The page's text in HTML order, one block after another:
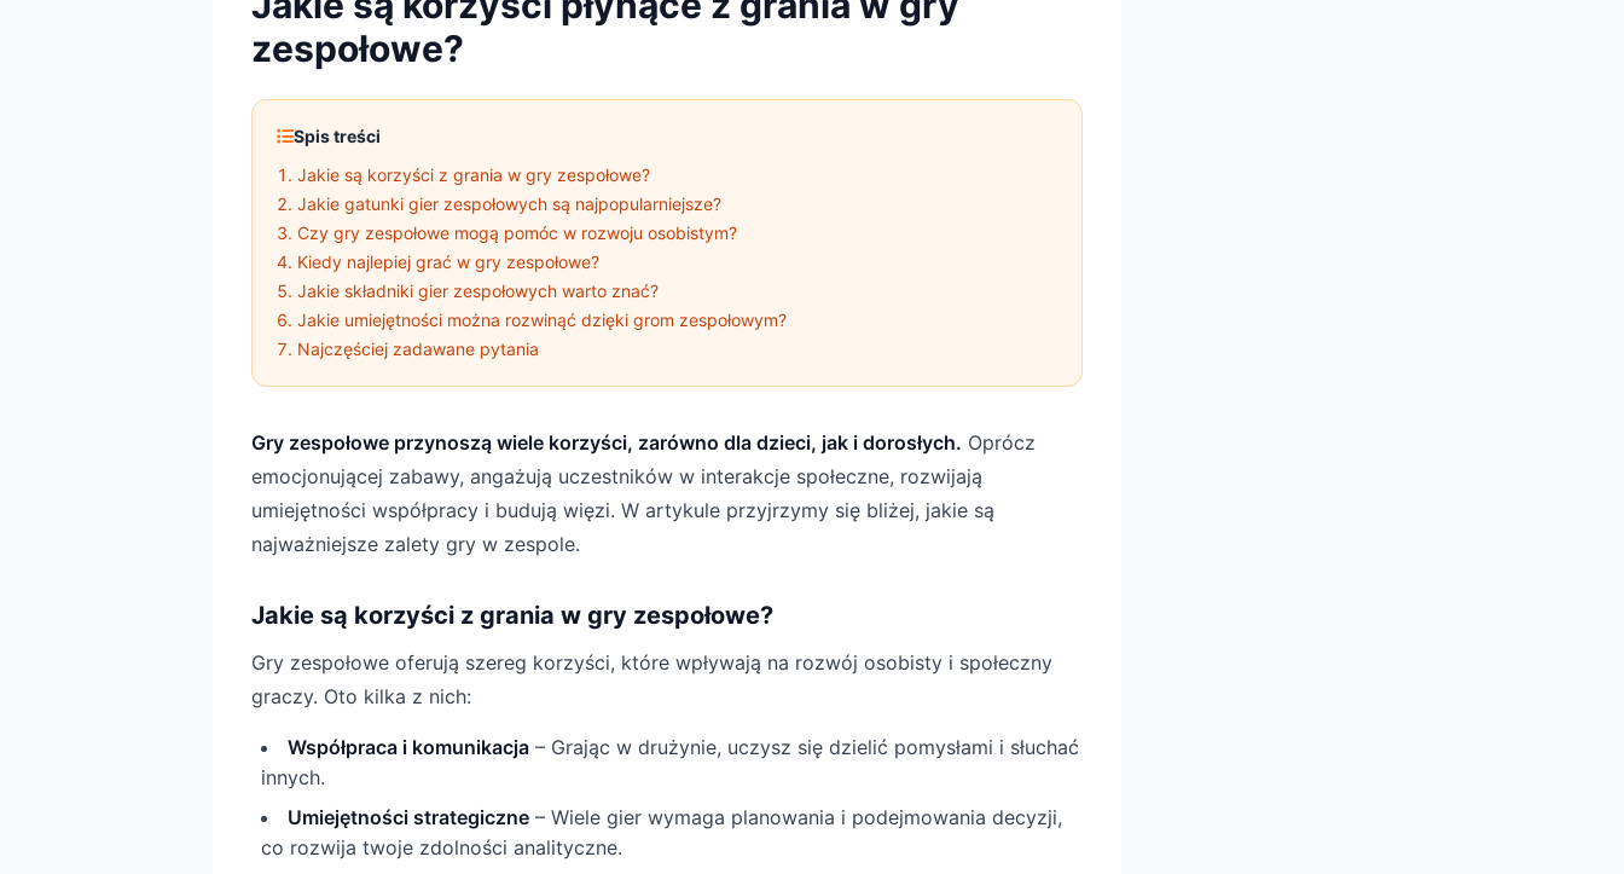
zespołowe?
Spis treści
Jakie są korzyści z grania w gry zespołowe?
Jakie gatunki gier zespołowych są najpopularniejsze?
Czy gry zespołowe mogą pomóc w rozwoju osobistym?
Kiedy najlepiej grać w gry zespołowe?
Jakie składniki gier zespołowych warto znać?
Jakie umiejętności można rozwinąć dzięki grom zespołowym?
Najczęściej zadawane pytania
Gry zespołowe przynoszą wiele korzyści, zarówno dla dzieci, jak i dorosłych. Oprócz
emocjonującej zabawy, angażują uczestników w interakcje społeczne, rozwijają
umiejętności współpracy i budują więzi. W artykule przyjrzymy się bliżej, jakie są
najważniejsze zalety gry w zespole.
Jakie są korzyści z grania w gry zespołowe?
Gry zespołowe oferują szereg korzyści, które wpływają na rozwój osobisty i społeczny
graczy. Oto kilka z nich:
Współpraca i komunikacja – Grając w drużynie, uczysz się dzielić pomysłami i słuchać
innych.
Umiejętności strategiczne – Wiele gier wymaga planowania i podejmowania decyzji,
co rozwija twoje zdolności analityczne.